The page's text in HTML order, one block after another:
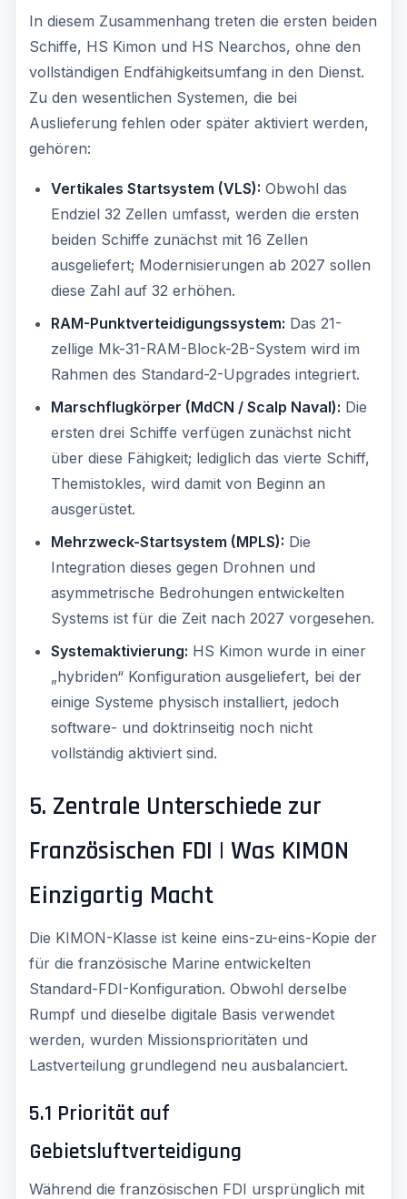
In diesem Zusammenhang treten die ersten beiden
Schiffe, HS Kimon und HS Nearchos, ohne den
vollständigen Endfähigkeitsumfang in den Dienst.
Zu den wesentlichen Systemen, die bei
Auslieferung fehlen oder später aktiviert werden,
gehören:
Vertikales Startsystem (VLS): Obwohl das
Endziel 32 Zellen umfasst, werden die ersten
beiden Schiffe zunächst mit 16 Zellen
ausgeliefert; Modernisierungen ab 2027 sollen
diese Zahl auf 32 erhöhen.
RAM-Punktverteidigungssystem: Das 21-
zellige Mk-31-RAM-Block-2B-System wird im
Rahmen des Standard-2-Upgrades integriert.
Marschflugkörper (MdCN / Scalp Naval): Die
ersten drei Schiffe verfügen zunächst nicht
über diese Fähigkeit; lediglich das vierte Schiff,
Themistokles, wird damit von Beginn an
ausgerüstet.
Mehrzweck-Startsystem (MPLS): Die
Integration dieses gegen Drohnen und
asymmetrische Bedrohungen entwickelten
Systems ist für die Zeit nach 2027 vorgesehen.
Systemaktivierung: HS Kimon wurde in einer
„hybriden“ Konfiguration ausgeliefert, bei der
einige Systeme physisch installiert, jedoch
software- und doktrinseitig noch nicht
vollständig aktiviert sind.
5. Zentrale Unterschiede zur
Französischen FDI | Was KIMON
Einzigartig Macht
Die KIMON-Klasse ist keine eins-zu-eins-Kopie der
für die französische Marine entwickelten
Standard-FDI-Konfiguration. Obwohl derselbe
Rumpf und dieselbe digitale Basis verwendet
werden, wurden Missionsprioritäten und
Lastverteilung grundlegend neu ausbalanciert.
5.1 Priorität auf
Gebietsluftverteidigung
Während die französischen FDI ursprünglich mit